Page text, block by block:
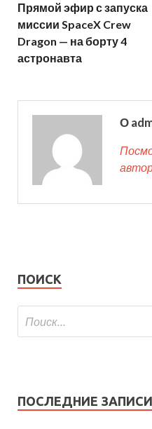
Прямой эфир с запуска
миссии SpaceX Crew
Dragon — на борту 4
астронавта
О
ПОИСК
ПОСЛЕДНИЕ ЗАПИСИ